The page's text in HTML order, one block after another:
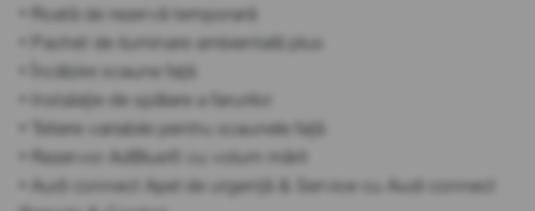
• Roată de rezervă temporară
• Pachet de iluminare ambientală plus
• Încălzire scaune față
• Instalație de spălare a farurilor
• Tetiere variabile pentru scaunele față
• Rezervor AdBlue® cu volum mărit
• Audi connect Apel de urgență & Service cu Audi connect